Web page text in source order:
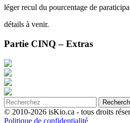
léger recul du pourcentage de
détails à venir.
Partie CINQ – Extras
© 2010-2026 isKio.ca - tous droits
Politique de confidentialité